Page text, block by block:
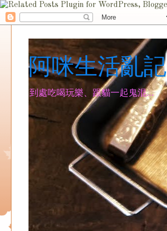
阿咪生活亂記
到處吃喝玩樂、跟貓一起鬼混...